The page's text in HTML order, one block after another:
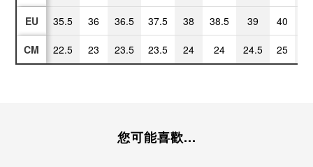
EU 35.5 36 36.5 37.5 38 38.5 39 40
CM 22.5 23 23.5 23.5 24 24 24.5 25
您可能喜歡...